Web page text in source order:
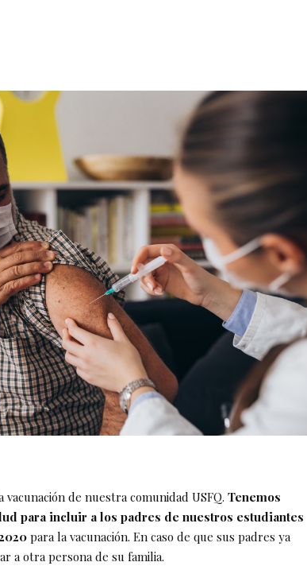
de nuestra comunidad USFQ. Tenemos
para incluir a los padres de nuestros estudiantes
para la vacunación. En caso de que sus padres ya
a otra persona de su familia.